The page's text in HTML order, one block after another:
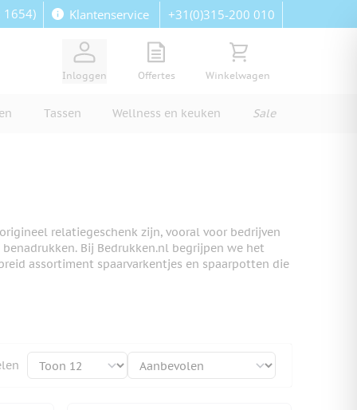
1654) Klantenservice +31(0)315-200 010
Inloggen
View quote, Quote is empty
Offertes
Bekijk winkelwagen,
Winkelwagen
Tassen Wellness en keuken Sale
relatiegeschenk zijn, vooral voor bedrijven
Bij Bedrukken.nl begrijpen we het
assortiment spaarvarkentjes en spaarpotten die